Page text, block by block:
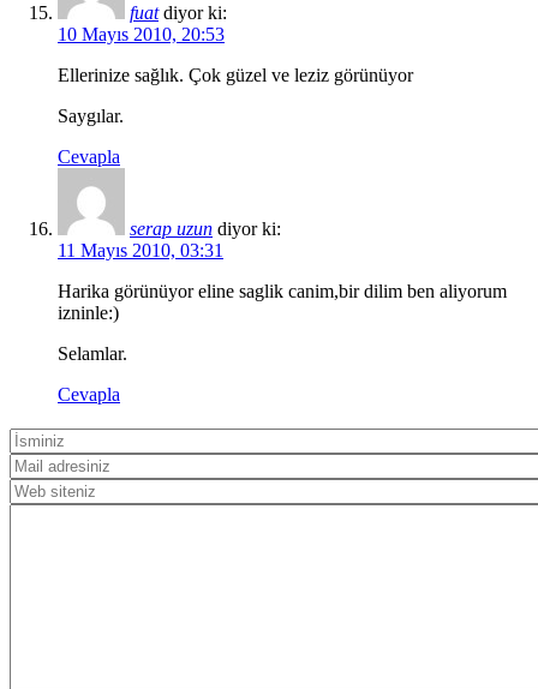
fuat diyor ki:
10 Mayıs 2010, 20:53
Ellerinize sağlık. Çok güzel ve leziz görünüyor
Saygılar.
Cevapla
serap uzun diyor ki:
11 Mayıs 2010, 03:31
Harika görünüyor eline saglik canim,bir dilim ben aliyorum
izninle:)
Selamlar.
Cevapla